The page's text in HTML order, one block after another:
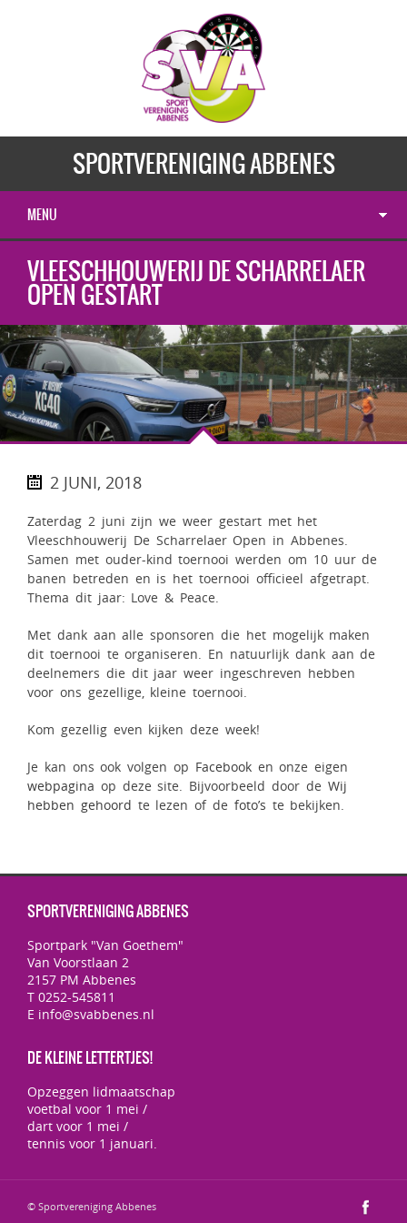
SPORTVERENIGING ABBENES
MENU
VLEESCHHOUWERIJ DE SCHARRELAER
OPEN GESTART
2 JUNI, 2018
Zaterdag 2 juni zijn we weer gestart met het
Vleeschhouwerij De Scharrelaer Open in Abbenes.
Samen met ouder-kind toernooi werden om 10 uur de
banen betreden en is het toernooi officieel afgetrapt.
Thema dit jaar: Love & Peace.
Met dank aan alle sponsoren die het mogelijk maken
dit toernooi te organiseren. En natuurlijk dank aan de
deelnemers die dit jaar weer ingeschreven hebben
voor ons gezellige, kleine toernooi.
Kom gezellig even kijken deze week!
Je kan ons ook volgen op Facebook en onze eigen
webpagina op deze site. Bijvoorbeeld door de Wij
hebben gehoord te lezen of de foto’s te bekijken.
SPORTVERENIGING ABBENES
Sportpark "Van Goethem"
Van Voorstlaan 2
2157 PM Abbenes
T 0252-545811
E info@svabbenes.nl
DE KLEINE LETTERTJES!
Opzeggen lidmaatschap
voetbal voor 1 mei /
dart voor 1 mei /
tennis voor 1 januari.
© Sportvereniging Abbenes